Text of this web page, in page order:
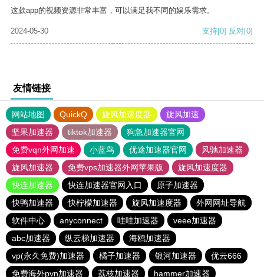
这款app的视频资源非常丰富，可以满足我不同的娱乐需求。
2024-05-30 支持[0] 反对[0]
友情链接
网站地图 QuickQ 旋风加速度器
旋风加速
坚果加速器
tiktok加速器
狗急加速器官网
免费vqn外网加速
小蓝鸟 优途加速器官网
风驰加速器
旋风加速器
免费vps加速器外网苹果版
旋风加速度器
快连加速器
快连加速器官网入口
原子加速器
快鸭加速器
快柠檬加速器 旋风加速度器
外网网址导航
软件中心
anyconnect 哇哇加速器
veee加速器
abc加速器
纵云梯加速器
海鸥加速器
vp(永久免费)加速器
橘子加速器 银河加速器
优云666
免费海外pvn加速器
荔枝加速器 hammer加速器